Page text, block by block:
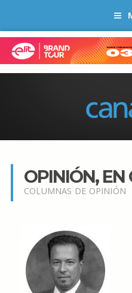
OPINIÓN,
COLUMNAS DE OPINIÓN